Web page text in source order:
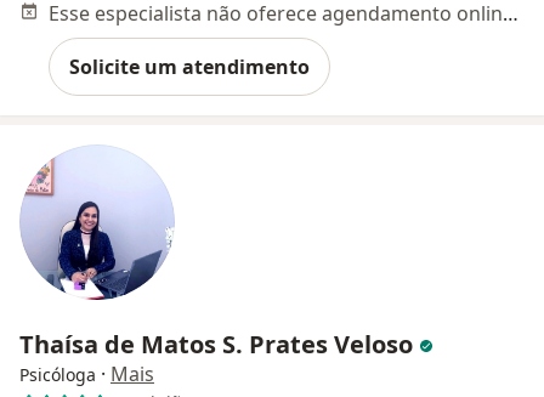
Esse especialista não oferece agendamento online para esse endereço.
Solicite um atendimento
Thaísa de Matos S. Prates Veloso
Psicóloga · Mais